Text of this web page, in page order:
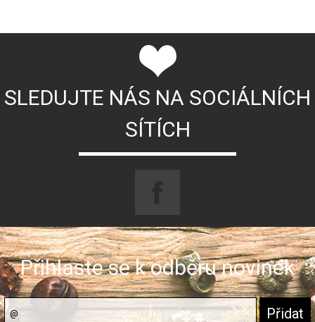
SLEDUJTE NÁS NA SOCIÁLNÍCH
SÍTÍCH
Přihlaste se k odběru novinek